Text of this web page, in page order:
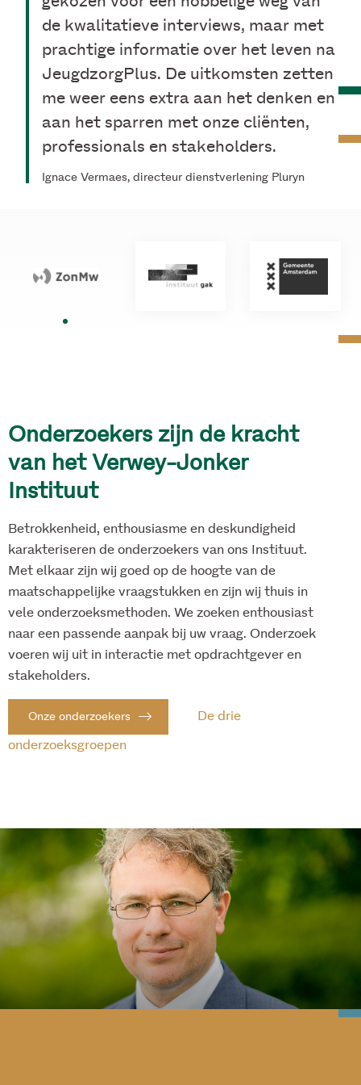
de kwalitatieve interviews, maar met
prachtige informatie over het leven na
JeugdzorgPlus. De uitkomsten zetten
me weer eens extra aan het denken en
aan het sparren met onze cliënten,
professionals en stakeholders.
Ignace Vermaes, directeur dienstverlening Pluryn
aanvankelijk dachten. Inclusief
ondernemen geeft zowel de
werkgever als de medewerker een
enorme voldoening.
Dr. Monique Stavenuiter- Senior onderzoeker Verwey-
Jonker Instituut
hoogte geraakt van mogelijkheden
om hulpverlening in te schakelen bij
mensen met problematische
schulden.
Dr. Marjolein Odekerken - Senior onderzoeker Verwey-
Onderzoekers zijn de kracht
van het Verwey-Jonker
Instituut
Betrokkenheid, enthousiasme en deskundigheid
karakteriseren de onderzoekers van ons Instituut.
Met elkaar zijn wij goed op de hoogte van de
maatschappelijke vraagstukken en zijn wij thuis in
vele onderzoeksmethoden. We zoeken enthousiast
naar een passende aanpak bij uw vraag. Onderzoek
voeren wij uit in interactie met opdrachtgever en
stakeholders.
Onze onderzoekers De drie
onderzoeksgroepen